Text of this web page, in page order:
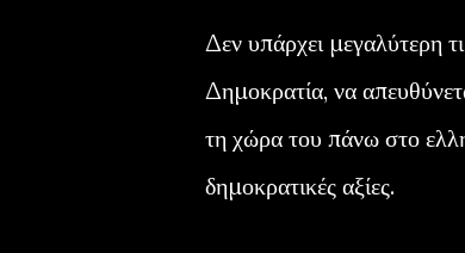
Δεν υπάρχει μεγαλύτερη
Δημοκρατία, να
τη χώρα του πάνω στο
δημοκρατικές αξίες.